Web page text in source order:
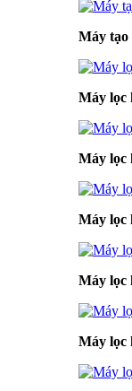
Máy tạo
Máy lọc
Máy lọc
Máy lọc
Máy lọc
Máy lọc